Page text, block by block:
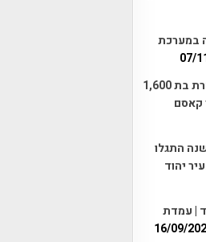
במערכת
07/
שרידי אחוזה שומרונית מפוארת בת 1,600
קאסם
קדומות בנות 4,000 שנה התגלו
יהוד
| עמדת
16/09/